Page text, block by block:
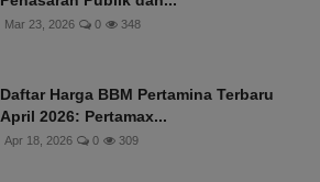
Mar 23, 2026 0 348
Daftar Harga BBM Pertamina Terbaru
April 2026: Pertamax...
Apr 18, 2026 0 309